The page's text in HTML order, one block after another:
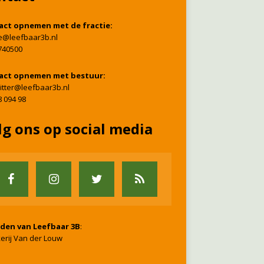
opnemen met de fractie:
opnemen met bestuur:
094 98
ons op social media
van Leefbaar 3B:
Van der Louw